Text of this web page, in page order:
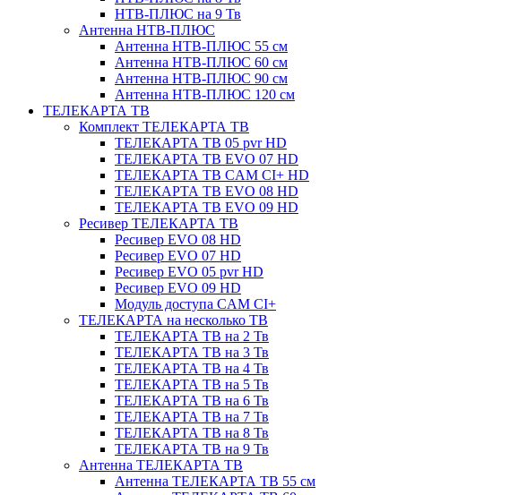
НТВ-ПЛЮС на 9 Тв
Антенна НТВ-ПЛЮС
Антенна НТВ-ПЛЮС 55 см
Антенна НТВ-ПЛЮС 60 см
Антенна НТВ-ПЛЮС 90 см
Антенна НТВ-ПЛЮС 120 см
ТЕЛЕКАРТА ТВ
Комплект ТЕЛЕКАРТА ТВ
ТЕЛЕКАРТА ТВ 05 pvr HD
ТЕЛЕКАРТА ТВ EVO 07 HD
ТЕЛЕКАРТА ТВ CAM CI+ HD
ТЕЛЕКАРТА ТВ EVO 08 HD
ТЕЛЕКАРТА ТВ EVO 09 HD
Ресивер ТЕЛЕКАРТА ТВ
Ресивер EVO 08 HD
Ресивер EVO 07 HD
Ресивер EVO 05 pvr HD
Ресивер EVO 09 HD
Модуль доступа CAM CI+
ТЕЛЕКАРТА на несколько ТВ
ТЕЛЕКАРТА ТВ на 2 Тв
ТЕЛЕКАРТА ТВ на 3 Тв
ТЕЛЕКАРТА ТВ на 4 Тв
ТЕЛЕКАРТА ТВ на 5 Тв
ТЕЛЕКАРТА ТВ на 6 Тв
ТЕЛЕКАРТА ТВ на 7 Тв
ТЕЛЕКАРТА ТВ на 8 Тв
ТЕЛЕКАРТА ТВ на 9 Тв
Антенна ТЕЛЕКАРТА ТВ
Антенна ТЕЛЕКАРТА ТВ 55 см